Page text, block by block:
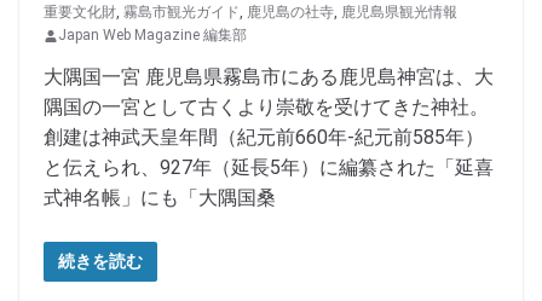
重要文化財, 霧島市観光ガイド, 鹿児島の社寺, 鹿児島県観光情報
Japan Web Magazine 編集部
大隅国一宮 鹿児島県霧島市にある鹿児島神宮は、大
隅国の一宮として古くより崇敬を受けてきた神社。
創建は神武天皇年間（紀元前660年-紀元前585年）
と伝えられ、927年（延長5年）に編纂された「延喜
式神名帳」にも「大隅国桑
続きを読む